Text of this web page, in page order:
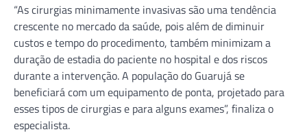
“As cirurgias minimamente invasivas são uma tendência
crescente no mercado da saúde, pois além de diminuir
custos e tempo do procedimento, também minimizam a
duração de estadia do paciente no hospital e dos riscos
durante a intervenção. A população do Guarujá se
beneficiará com um equipamento de ponta, projetado para
esses tipos de cirurgias e para alguns exames”, finaliza o
especialista.